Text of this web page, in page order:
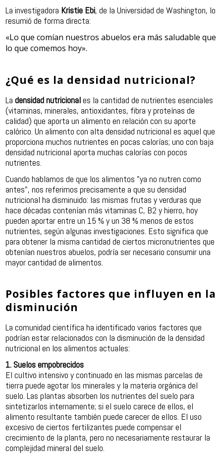
La investigadora Kristie Ebi, de la Universidad de Washington, lo
resumió de forma directa:
«Lo que comían nuestros abuelos era más saludable que
lo que comemos hoy».
¿Qué es la densidad nutricional?
Ladensidad nutricionales la cantidad de nutrientes esenciales
(vitaminas, minerales, antioxidantes, fibra y proteínas de
calidad) que aporta un alimento en relación con su aporte
calórico. Un alimento con alta densidad nutricional es aquel que
proporciona muchos nutrientes en pocas calorías; uno con baja
densidad nutricional aporta muchas calorías con pocos
nutrientes.
Cuando hablamos de que los alimentos "ya no nutren como
antes", nos referimos precisamente a que su densidad
nutricional ha disminuido: las mismas frutas y verduras que
hace décadas contenían más vitaminas C, B2 y hierro, hoy
pueden aportar entre un 15 % y un 38 % menos de estos
nutrientes, según algunas investigaciones. Esto significa que
para obtener la misma cantidad de ciertos micronutrientes que
obtenían nuestros abuelos, podría ser necesario consumir una
mayor cantidad de alimentos.
Posibles factores que influyen en la
disminución
La comunidad científica ha identificado varios factores que
podrían estar relacionados con la disminución de la densidad
nutricional en los alimentos actuales:
1. Suelos empobrecidos
El cultivo intensivo y continuado en las mismas parcelas de
tierra puede agotar los minerales y la materia orgánica del
suelo. Las plantas absorben los nutrientes del suelo para
sintetizarlos internamente; si el suelo carece de ellos, el
alimento resultante también puede carecer de ellos. El uso
excesivo de ciertos fertilizantes puede compensar el
crecimiento de la planta, pero no necesariamente restaurar la
complejidad mineral del suelo.